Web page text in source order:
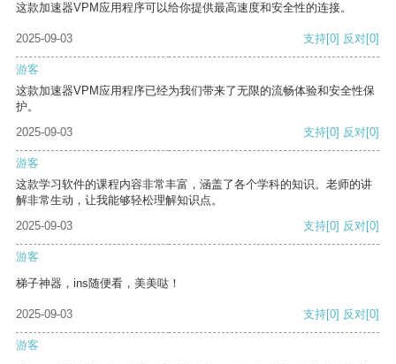
这款加速器VPM应用程序可以给你提供最高速度和安全性的连接。
2025-09-03 支持[0] 反对[0]
游客
这款加速器VPM应用程序已经为我们带来了无限的流畅体验和安全性保
护。
2025-09-03
支持[0] 反对[0]
游客
这款学习软件的课程内容非常丰富，涵盖了各个学科的知识。老师的讲
解非常生动，让我能够轻松理解知识点。
2025-09-03
支持[0] 反对[0]
游客
梯子神器，ins随便看，美美哒！
2025-09-03 支持[0] 反对[0]
游客